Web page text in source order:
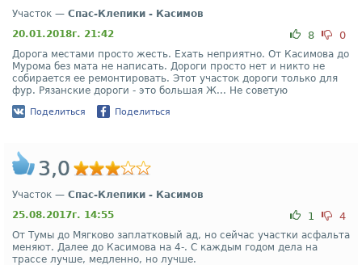
Участок — Спас-Клепики - Касимов
20.01.2018г. 21:42
8 0
Дорога местами просто жесть. Ехать неприятно. От Касимова до
Мурома без мата не написать. Дороги просто нет и никто не
собирается ее ремонтировать. Этот участок дороги только для
фур. Рязанские дороги - это большая Ж... Не советую
Поделиться Поделиться
3,0
Участок — Спас-Клепики - Касимов
25.08.2017г. 14:55
1 4
От Тумы до Мягково заплатковый ад, но сейчас участки асфальта
меняют. Далее до Касимова на 4-. С каждым годом дела на
трассе лучше, медленно, но лучше.